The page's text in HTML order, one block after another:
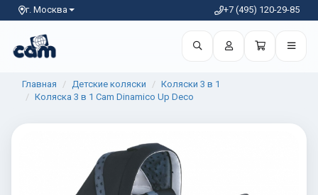
г. Москва +7 (495) 120-29-85
Главная Детские коляски
Коляски 3 в 1
Коляска 3 в 1 Cam Dinamico Up Deco